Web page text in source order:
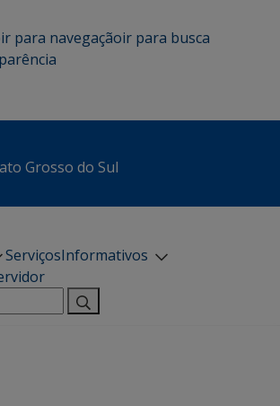
ir para navegaçãoir para busca
Grosso do Sul
ServiçosInformativos